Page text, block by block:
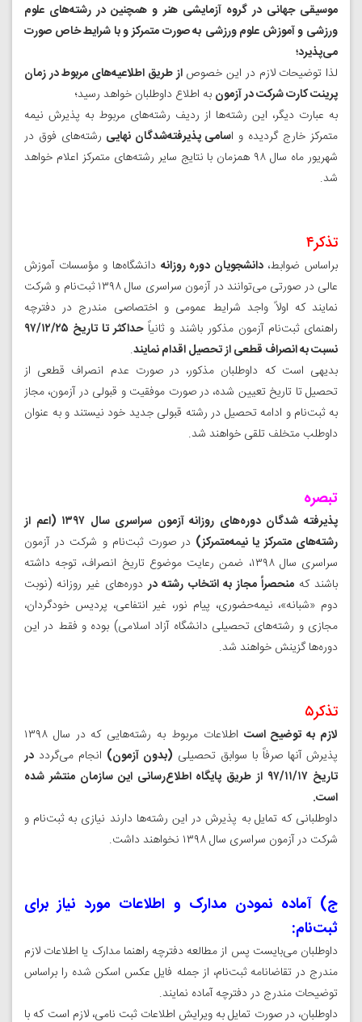
موسیقی جهانی در گروه‌ آزمایشی هنر و همچنین در رشته‌های علوم
ورزشی و آموزش علوم ورزشی به صورت متمرکز و با شرایط خاص صورت
می‌پذیرد؛
لذا توضیحات لازم در این خصوصاز طریق اطلاعیه‌های مربوط در زمان
پرینت کارت شرکت در آزمون به اطلاع داوطلبان خواهد رسید؛
به عبارت دیگر، این رشته‌ها از ردیف رشته‌های مربوط به پذیرش نیمه
متمرکز خارج گردیده و اسامی پذیرفته‌شدگان نهایی رشته‌های فوق در
شهریور ماه سال ۹۸ همزمان با نتایج سایر رشته‌های متمرکز اعلام خواهد
شد.
تذکر۴
براساس ضوابط،دانشجویان دوره روزانه دانشگاه‌ها و مؤسسات آموزش
عالی در صورتی می‌توانند در آزمون سراسری سال ۱۳۹۸ ثبت‌نام و شرکت
نمایند که اولاً واجد شرایط عمومی و اختصاصی مندرج در دفترچه
راهنمای ثبت‌نام آزمون مذکور باشند و ثانیاً
حداکثر تا تاریخ ۹۷/۱۲/۲۵
نسبت به انصراف قطعی از تحصیل اقدام نمایند.
بدیهی است که داوطلبان مذکور، در صورت عدم انصراف قطعی از
تحصیل تا تاریخ تعیین شده، در صورت موفقیت و قبولی در آزمون، مجاز
به ثبت‌نام و ادامه تحصیل در رشته قبولی جدید خود نیستند و به عنوان
داوطلب متخلف تلقی خواهند شد.
تبصره
پذیرفته‌ شدگان‌ دوره‌های‌ روزانه‌ آزمون‌ سراسری‌ سال‌ ۱۳۹۷ (اعم‌ از
رشته‌های‌ متمرکز یا نیمه‌متمرکز) در صورت ثبت‌نام و شرکت در آزمون
سراسری سال ۱۳۹۸، ضمن رعایت موضوع تاریخ انصراف، توجه داشته
باشند کهمنحصراً مجاز به انتخاب رشته دردوره‌های غیر روزانه (نوبت
دوم «شبانه»، نیمه‌حضوری، پیام نور، غیر انتفاعی، پردیس خودگردان،
مجازی و رشته‌های تحصیلی دانشگاه آزاد اسلامی) بوده و فقط در این
دوره‌ها گزینش خواهند شد.
تذکر۵
لازم به توضیح است
اطلاعات مربوط به رشته‌هایی که در سال ۱۳۹۸
پذیرش آنها صرفاً با سوابق تحصیلی (بدون آزمون) انجام می‌گردد در
تاریخ ۹۷/۱۱/۱۷ از طریق پایگاه اطلاع‌رسانی این سازمان منتشر شده
است.
داوطلبانی که تمایل به پذیرش در این رشته‌ها دارند نیازی به ثبت‌نام و
شرکت در آزمون سراسری سال ۱۳۹۸ نخواهند داشت.
ج) آماده نمودن مدارک و اطلاعات مورد نیاز برای
ثبت‌نام:
داوطلبان می‌بایست پس از مطالعه دفترچه راهنما مدارک یا اطلاعات لازم
مندرج در تقاضانامه ثبت‌نام، از جمله فایل عکس اسکن شده را براساس
توضیحات مندرج در دفترچه آماده نمایند.
داوطلبان، در صورت تمایل به ویرایش اطلاعات ثبت نامی، لازم است که با